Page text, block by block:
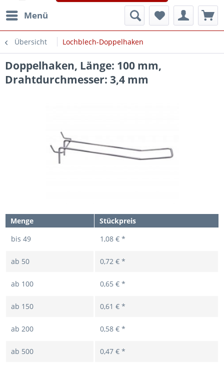
Menü
Übersicht Lochblech-Doppelhaken
Doppelhaken, Länge: 100 mm,
Drahtdurchmesser: 3,4 mm
Menge
Stückpreis
bis 49 1,08 € *
ab 50 0,72 € *
ab 100 0,65 € *
ab 150 0,61 € *
ab 200 0,58 € *
ab 500 0,47 € *